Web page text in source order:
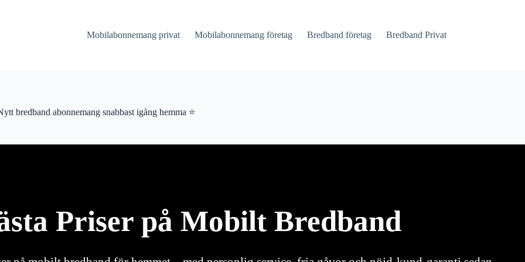
Mobilabonnemang privat Mobilabonnemang företag Bredband företag Bredband Privat
bredband abonnemang snabbast igång hemma ⭐
Priser på Mobilt Bredband